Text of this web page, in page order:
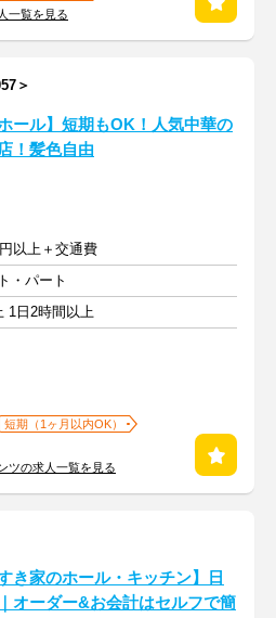
一覧を見る
＞
ホール】短期もOK！人気中華の
！髪色自由
以上＋交通費
・パート
1日2時間以上
短期（1ヶ月以内OK）
ツの求人一覧を見る
すき家のホール・キッチン】日
オーダー&お会計はセルフで簡